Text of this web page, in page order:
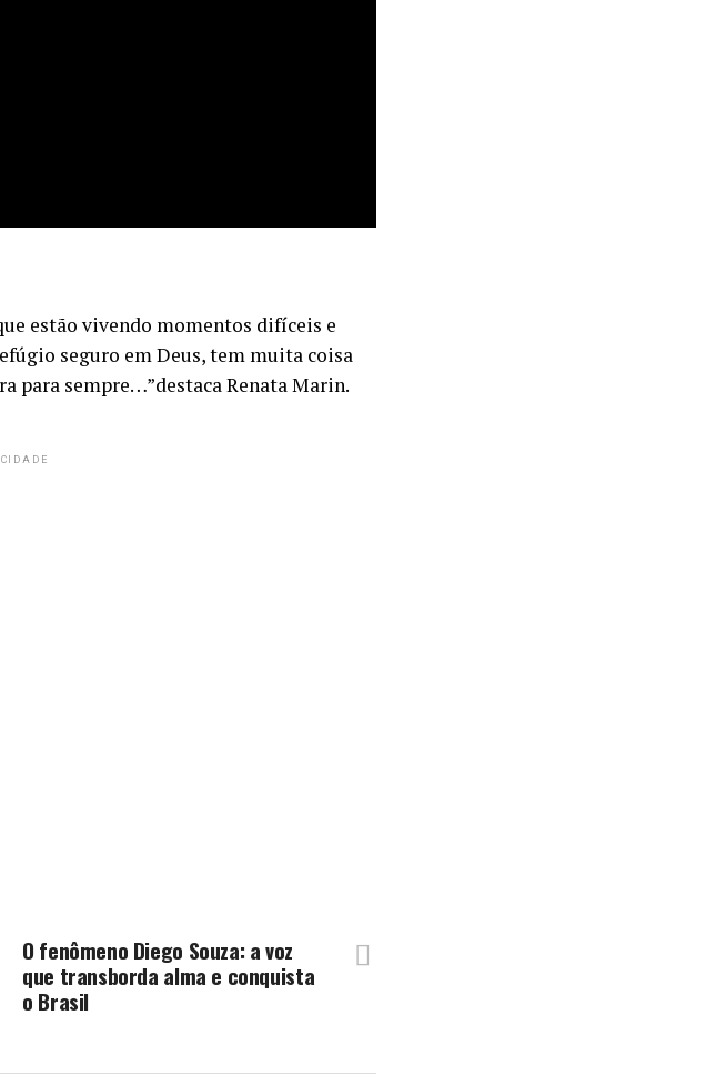
estão vivendo momentos difíceis e
seguro em Deus, tem muita coisa
para sempre…”destaca Renata Marin.
O fenômeno Diego Souza: a voz
que transborda alma e conquista
o Brasil